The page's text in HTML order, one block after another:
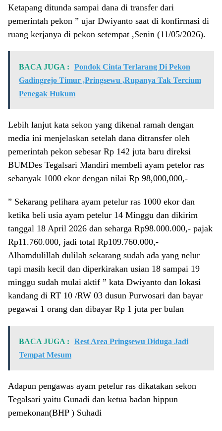
Ketapang ditunda sampai dana di transfer dari
pemerintah pekon ” ujar Dwiyanto saat di konfirmasi di
ruang kerjanya di pekon setempat ,Senin (11/05/2026).
BACA JUGA :
Pondok Cinta Terlarang Di Pekon
Gadingrejo Timur ,Pringsewu ,Rupanya Tak Tercium
Penegak Hukum
Lebih lanjut kata sekon yang dikenal ramah dengan
media ini menjelaskan setelah dana ditransfer oleh
pemerintah pekon sebesar Rp 142 juta baru direksi
BUMDes Tegalsari Mandiri membeli ayam petelor ras
sebanyak 1000 ekor dengan nilai Rp 98,000,000,-
” Sekarang pelihara ayam petelur ras 1000 ekor dan
ketika beli usia ayam petelur 14 Minggu dan dikirim
tanggal 18 April 2026 dan seharga Rp98.000.000,- pajak
Rp11.760.000, jadi total Rp109.760.000,-
Alhamdulillah dulilah sekarang sudah ada yang nelur
tapi masih kecil dan diperkirakan usian 18 sampai 19
minggu sudah mulai aktif ” kata Dwiyanto dan lokasi
kandang di RT 10 /RW 03 dusun Purwosari dan bayar
pegawai 1 orang dan dibayar Rp 1 juta per bulan
BACA JUGA :
Rest Area Pringsewu Diduga Jadi
Tempat Mesum
Adapun pengawas ayam petelur ras dikatakan sekon
Tegalsari yaitu Gunadi dan ketua badan hippun
pemekonan(BHP ) Suhadi